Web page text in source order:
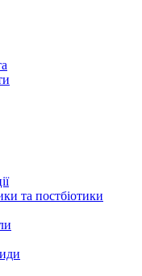
та постбіотики